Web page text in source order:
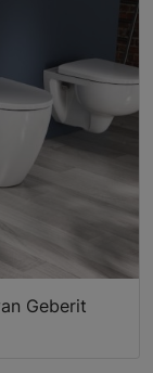
Geberit